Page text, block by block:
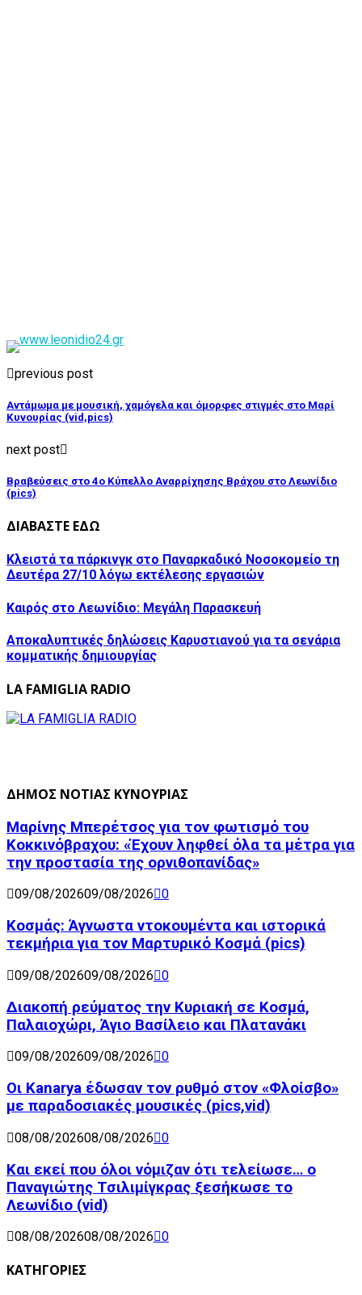
previous post
Αντάμωμα με μουσική, χαμόγελα και όμορφες στιγμές στο Μαρί
Κυνουρίας (vid,pics)
next post
Βραβεύσεις στο 4ο Κύπελλο Αναρρίχησης Βράχου στο Λεωνίδιο
(pics)
ΔΙΑΒΑΣΤΕ ΕΔΩ
Κλειστά τα πάρκινγκ στο Παναρκαδικό Νοσοκομείο τη
Δευτέρα 27/10 λόγω εκτέλεσης εργασιών
Καιρός στο Λεωνίδιο: Μεγάλη Παρασκευή
Αποκαλυπτικές δηλώσεις Καρυστιανού για τα σενάρια
κομματικής δημιουργίας
LA FAMIGLIA RADIO
ΔΗΜΟΣ ΝΟΤΙΑΣ ΚΥΝΟΥΡΙΑΣ
Μαρίνης Μπερέτσος για τον φωτισμό του
Κοκκινόβραχου: «Έχουν ληφθεί όλα τα μέτρα για
την προστασία της ορνιθοπανίδας»
09/08/202609/08/2026 0
Κοσμάς: Άγνωστα ντοκουμέντα και ιστορικά
τεκμήρια για τον Μαρτυρικό Κοσμά (pics)
09/08/202609/08/2026 0
Διακοπή ρεύματος την Κυριακή σε Κοσμά,
Παλαιοχώρι, Άγιο Βασίλειο και Πλατανάκι
09/08/202609/08/2026 0
Οι Kanarya έδωσαν τον ρυθμό στον «Φλοίσβο»
με παραδοσιακές μουσικές (pics,vid)
08/08/202608/08/2026 0
Και εκεί που όλοι νόμιζαν ότι τελείωσε… ο
Παναγιώτης Τσιλιμίγκρας ξεσήκωσε το
Λεωνίδιο (vid)
08/08/202608/08/2026 0
ΚΑΤΗΓΟΡΙΕΣ